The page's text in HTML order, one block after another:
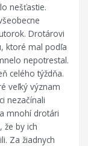
nešťastie.
Drotárovi
ktoré mal podľa
nepotrestal.
celého týždňa.
veľký význam
nezačínali
mnohí drotári
že by ich
Za žiadnych